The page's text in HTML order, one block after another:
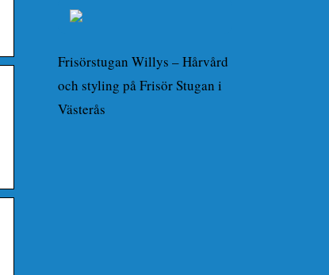
Frisörstugan Willys – Hårvård
och styling på Frisör Stugan i
Västerås